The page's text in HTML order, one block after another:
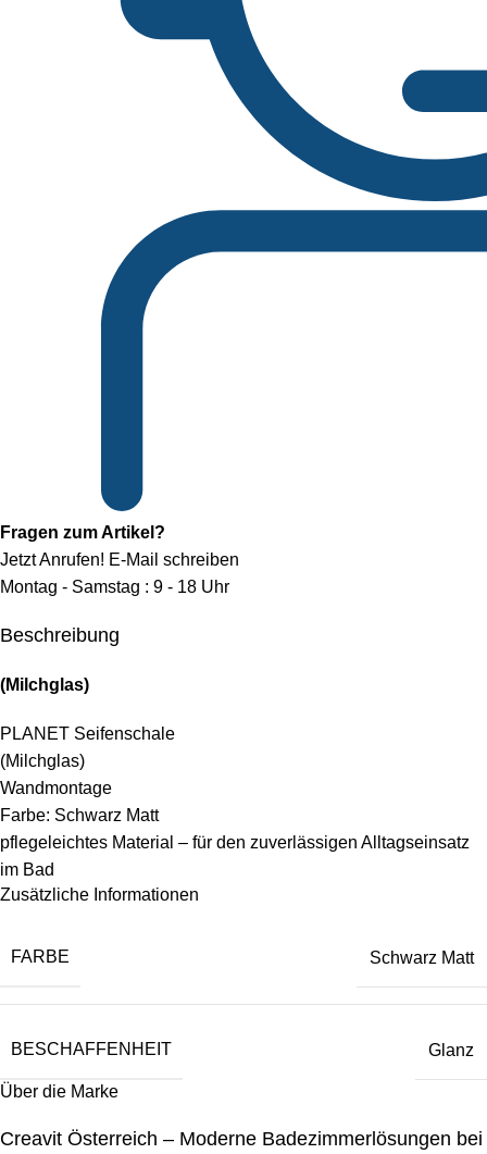
Fragen zum Artikel?
Jetzt Anrufen! E-Mail schreiben
Montag - Samstag : 9 - 18 Uhr
Beschreibung
(Milchglas)
PLANET Seifenschale
(Milchglas)
Wandmontage
Farbe: Schwarz Matt
pflegeleichtes Material – für den zuverlässigen Alltagseinsatz
im Bad
Zusätzliche Informationen
FARBE Schwarz Matt
BESCHAFFENHEIT Glanz
Über die Marke
Creavit Österreich – Moderne Badezimmerlösungen bei